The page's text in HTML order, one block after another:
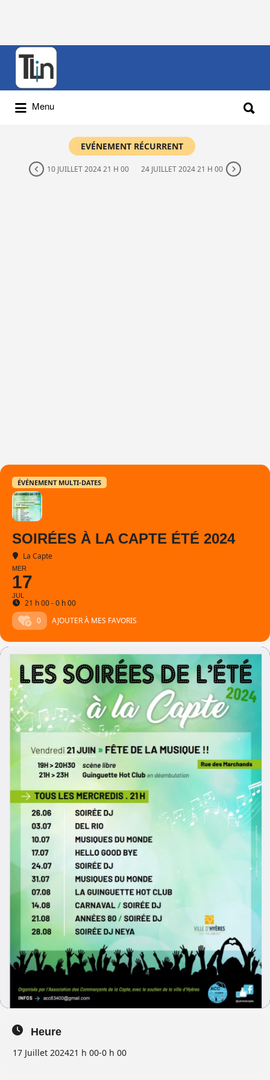
Rechercher
Menu
EVÉNEMENT RÉCURRENT
10 JUILLET 2024 21 H 00 24 JUILLET 2024 21 H 00
ÉVÉNEMENT MULTI-DATES
SOIRÉES À LA CAPTE ÉTÉ 2024
La Capte
MER
17
JUL
21 h 00 - 0 h 00
0
AJOUTER À MES FAVORIS
Heure
17 Juillet 202421 h 00-0 h 00